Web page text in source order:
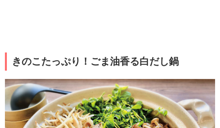
きのこたっぷり！ごま油香る白だし鍋